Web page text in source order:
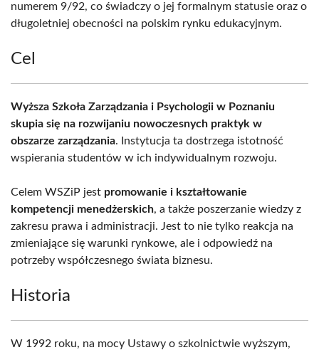
numerem 9/92, co świadczy o jej formalnym statusie oraz o
długoletniej obecności na polskim rynku edukacyjnym.
Cel
Wyższa Szkoła Zarządzania i Psychologii w Poznaniu
skupia się na rozwijaniu nowoczesnych praktyk w
obszarze zarządzania. Instytucja ta dostrzega istotność
wspierania studentów w ich indywidualnym rozwoju.
Celem WSZiP jest promowanie i kształtowanie
kompetencji menedżerskich, a także poszerzanie wiedzy z
zakresu prawa i administracji. Jest to nie tylko reakcja na
zmieniające się warunki rynkowe, ale i odpowiedź na
potrzeby współczesnego świata biznesu.
Historia
W 1992 roku, na mocy Ustawy o szkolnictwie wyższym,